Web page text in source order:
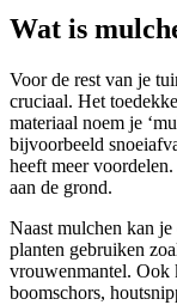
Wat is
Voor de rest van je
cruciaal. Het
materiaal noem je
bijvoorbeeld
heeft meer
aan de grond.
Naast mulchen kan
planten gebruiken
vrouwenmantel. Ook
boomschors,